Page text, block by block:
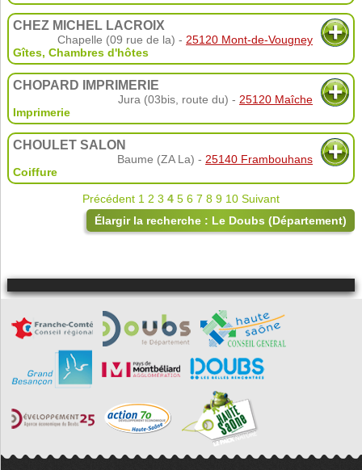
CHEZ MICHEL LACROIX
Chapelle (09 rue de la) - 25120 Mont-de-Vougney
Gîtes, Chambres d'hôtes
CHOPARD IMPRIMERIE
Jura (03bis, route du) - 25120 Maîche
Imprimerie
CHOULET SALON
Baume (ZA La) - 25140 Frambouhans
Coiffure
Précédent 1 2 3 4 5 6 7 8 9 10 Suivant
Élargir la recherche : Le Doubs (Département)